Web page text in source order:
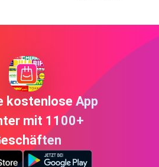
kostenlose App
mit 1100+